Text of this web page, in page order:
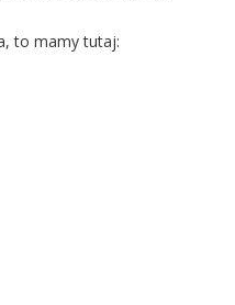
to mamy tutaj: